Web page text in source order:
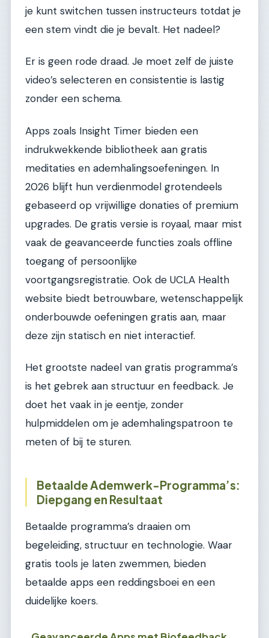
je kunt switchen tussen instructeurs totdat je
een stem vindt die je bevalt. Het nadeel?
Er is geen rode draad. Je moet zelf de juiste
video’s selecteren en consistentie is lastig
zonder een schema.
Apps zoals Insight Timer bieden een
indrukwekkende bibliotheek aan gratis
meditaties en ademhalingsoefeningen. In
2026 blijft hun verdienmodel grotendeels
gebaseerd op vrijwillige donaties of premium
upgrades. De gratis versie is royaal, maar mist
vaak de geavanceerde functies zoals offline
toegang of persoonlijke
voortgangsregistratie. Ook de UCLA Health
website biedt betrouwbare, wetenschappelijk
onderbouwde oefeningen gratis aan, maar
deze zijn statisch en niet interactief.
Het grootste nadeel van gratis programma’s
is het gebrek aan structuur en feedback. Je
doet het vaak in je eentje, zonder
hulpmiddelen om je ademhalingspatroon te
meten of bij te sturen.
Betaalde Ademwerk-Programma’s:
Diepgang en Resultaat
Betaalde programma’s draaien om
begeleiding, structuur en technologie. Waar
gratis tools je laten zwemmen, bieden
betaalde apps een reddingsboei en een
duidelijke koers.